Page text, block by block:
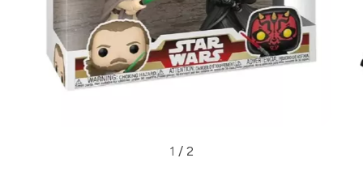
1 / 2